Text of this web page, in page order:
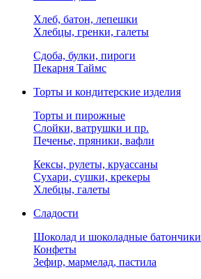
Хлеб, батон, лепешки
Хлебцы, гренки, галеты
Сдоба, булки, пироги
Пекарня Таймс
Торты и кондитерские изделия
Торты и пирожные
Слойки, ватрушки и пр.
Печенье, пряники, вафли
Кексы, рулеты, круассаны
Сухари, сушки, крекеры
Хлебцы, галеты
Сладости
Шоколад и шоколадные батончики
Конфеты
Зефир, мармелад, пастила